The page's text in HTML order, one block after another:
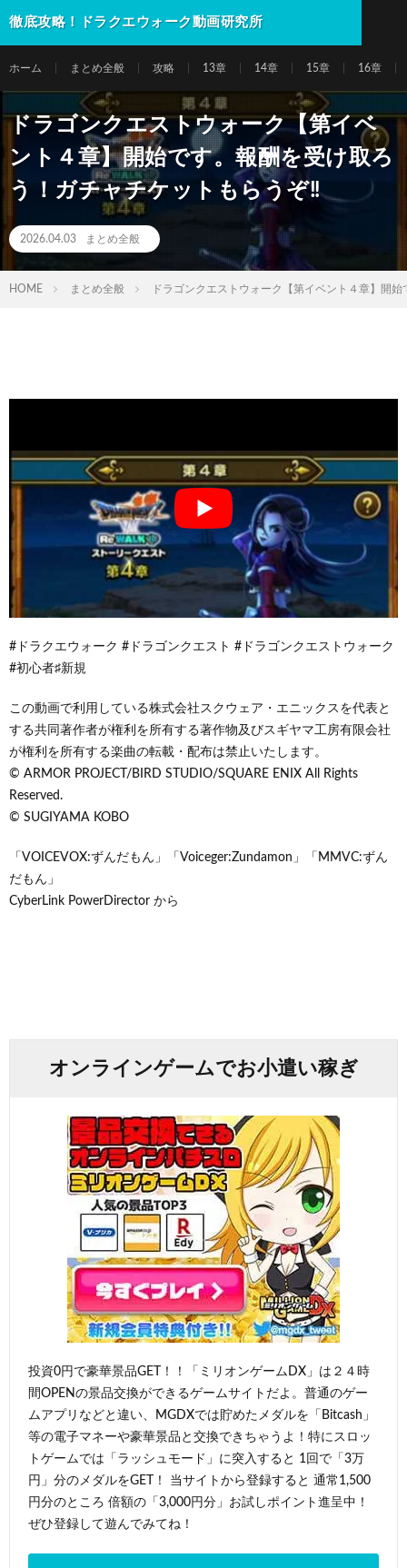
徹底攻略！ドラクエウォーク動画研究所
ホーム まとめ全般 攻略 13章 14章 15章 16章
ドラゴンクエストウォーク【第イベ
ント４章】開始です。報酬を受け取ろ
う！ガチャチケットもらうぞ‼
2026.04.03 まとめ全般
HOME まとめ全般 ドラゴンクエストウォーク【第イベント４章】開
#ドラクエウォーク #ドラゴンクエスト #ドラゴンクエストウォーク
#初心者♯新規
この動画で利用している株式会社スクウェア・エニックスを代表と
する共同著作者が権利を所有する著作物及びスギヤマ工房有限会社
が権利を所有する楽曲の転載・配布は禁止いたします。
© ARMOR PROJECT/BIRD STUDIO/SQUARE ENIX All Rights
Reserved.
© SUGIYAMA KOBO
「VOICEVOX:ずんだもん」「Voiceger:Zundamon」「MMVC:ずん
だもん」
CyberLink PowerDirector から
オンラインゲームでお小遣い稼ぎ
投資0円で豪華景品GET！！「ミリオンゲームDX」は２４時
間OPENの景品交換ができるゲームサイトだよ。普通のゲー
ムアプリなどと違い、MGDXでは貯めたメダルを「Bitcash」
等の電子マネーや豪華景品と交換できちゃうよ！特にスロッ
トゲームでは「ラッシュモード」に突入すると 1回で「3万
円」分のメダルをGET！ 当サイトから登録すると 通常1,500
円分のところ 倍額の「3,000円分」お試しポイント進呈中！
ぜひ登録して遊んでみてね！